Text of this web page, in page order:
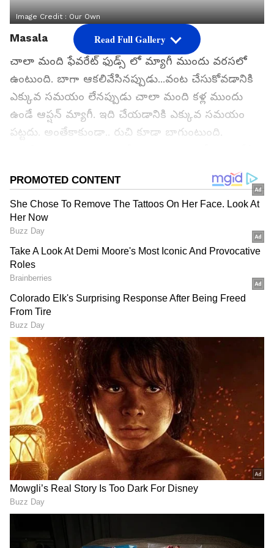
Image Credit :Our Own
Masala
చాలా మంది ఫేవరేట్ ఫుడ్స్ లో మ్యాగీ ముందు వరసలో
ఉంటుంది. బాగా ఆకలివేసినప్పుడు...వంట చేసుకోవడానికి
ఎక్కువ సమయం లేనప్పుడు చాలా మంది కళ్ల ముందు
ఉండే ఆప్షన్ మ్యాగీ. ఇది చేయడానికి ఎక్కువ సమయం
పట్టదు. అంతేకాకుండా.. రుచి కూడా బాగుంటుంది.
మసాలాను కేవలం.. మ్యాగీ చేయడానికే కాకుండా.. ఇతర
రకాల వంటల్లో కూడా ఉపయోగిస్తూ ఉంటారు. మరి.. ఈ
మసాలాను బయట కొనాల్సిన అవసరం లేకుండా.. ఇంట్లోనే
టేస్టీగా పది నిమిషాల్లో తయారు చేసేయచ్చు. అదెలాగో
ఇప్పుడు చూద్దాం....
గూగుల్‌లో ఆసక్తికరమైన సమాచారం కోసం ఏసియానెట్ తెలుగు
ను మీ ఫ్రిఫర్డ్ సోర్స్ గా ఎంచుకోండి
Read Full Gallery